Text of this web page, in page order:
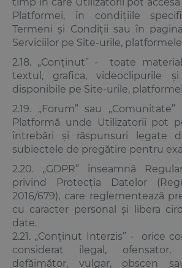
Platformei, în condițiile
Termeni și Condiții sau în
Serviciilor pe Site-urile,
2.18. „Conținut” - toate
textul, grafica, videoclipurile
disponibile pe Site-urile,
2.19. „Forum” sau
Platformă unde Utilizatorii pot
întrebări și răspunsuri legate
subiectele de pregătire pentru
2.20. „GDPR” înseamnă
privind Protecția Datelor
2016/679), care reglementează
cu caracter personal și libera
date.
2.21. „Conținut Interzis” - orice
considerat ilegal, ofensator,
defăimător, vulgar, obscen